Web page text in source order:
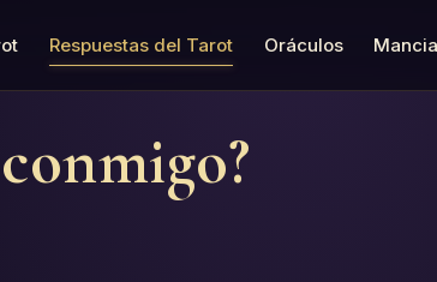
Respuestas del Tarot Oráculos